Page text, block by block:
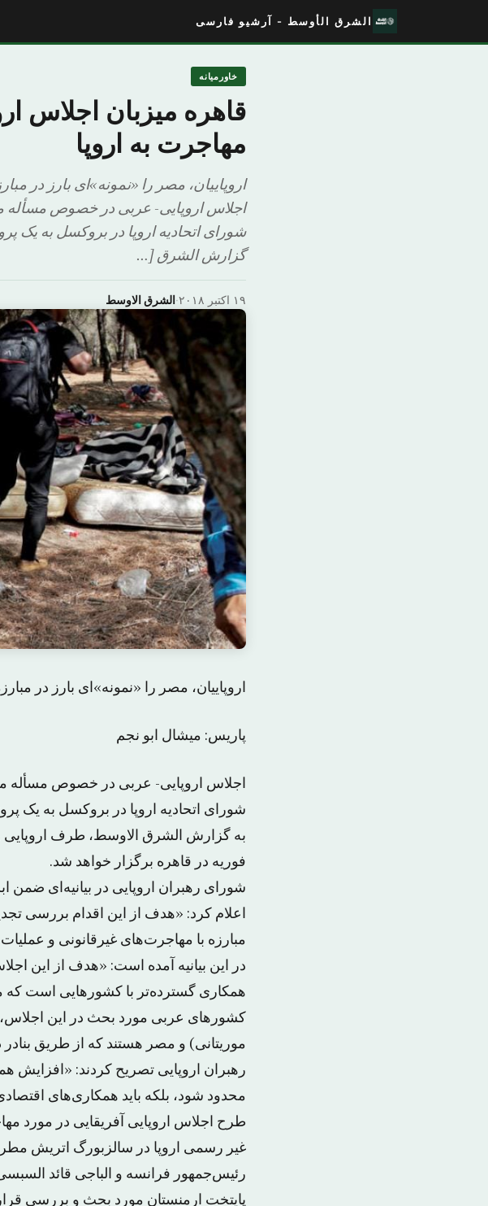
الشرق الأوسط - آرشیو فارسی
خاورمیانه
قاهره میزبان اجلاس
مهاجرت به اروپا
اروپاییان، مصر را «نمونه»ای بارز در
اجلاس اروپایی- عربی در خصوص مسأله
شورای اتحادیه اروپا در بروکسل به یک
گزارش الشرق […
الشرق الاوسط· ۱۹ اکتبر ۲۰۱۸
اروپاییان، مصر را «نمونه»ای بارز در
پاریس: میشال ابو نجم
اجلاس اروپایی- عربی در خصوص مسأله
شورای اتحادیه اروپا در بروکسل به یک
فوریه در قاهره برگزار خواهد شد.
شورای رهبران اروپایی در بیانیه‌ای ضمن
اعلام کرد: «هدف از این اقدام بررسی
مبارزه با مهاجرت‌های غیرقانونی و
در این بیانیه آمده است: «هدف از این
همکاری گسترده‌تر با کشورهایی است که
کشورهای عربی مورد بحث در این اجلاس،
موریتانی) و مصر هستند که از طریق بنادر
رهبران اروپایی تصریح کردند: «افزایش
محدود شود، بلکه باید همکاری‌های
طرح اجلاس اروپایی آفریقایی در مورد
غیر رسمی اروپا در سالزبورگ اتریش
رئیس‌جمهور فرانسه و الباجی قائد
پایتخت ارمنستان مورد بحث و بررسی